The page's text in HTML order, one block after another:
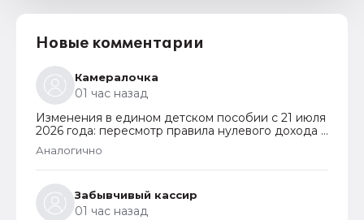
Новые комментарии
Камералочка
01 час назад
Изменения в едином детском пособии с 21 июля
2026 года: пересмотр правила нулевого дохода и
новый порядок оформления пособий по месту
пребывания
Аналогично
Забывчивый кассир
01 час назад